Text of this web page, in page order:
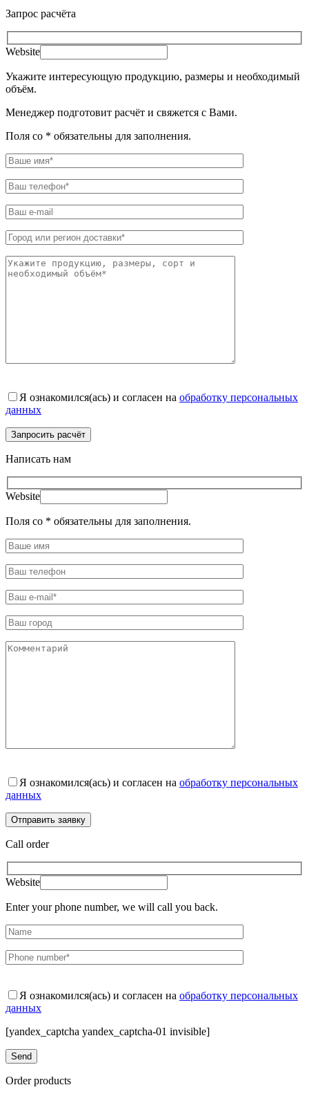
Запрос расчёта
Website
Укажите интересующую продукцию, размеры и необходимый
объём.
Менеджер подготовит расчёт и свяжется с Вами.
Поля со * обязательны для заполнения.
Я ознакомился(ась) и согласен на обработку персональных
данных
Написать нам
Website
Поля со * обязательны для заполнения.
Я ознакомился(ась) и согласен на обработку персональных
данных
Call order
Website
Enter your phone number, we will call you back.
Я ознакомился(ась) и согласен на обработку персональных
данных
[yandex_captcha yandex_captcha-01 invisible]
Order products